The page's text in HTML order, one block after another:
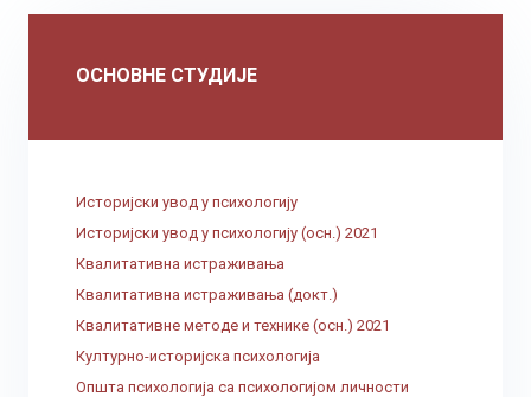
ОСНОВНЕ СТУДИЈЕ
Историјски увод у психологију
Историјски увод у психологију (осн.) 2021
Квалитативна истраживања
Квалитативна истраживања (докт.)
Квалитативне методе и технике (осн.) 2021
Културно-историјска психологија
Општа психологија са психологијом личности